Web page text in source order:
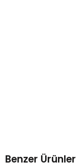
Benzer Ürünler